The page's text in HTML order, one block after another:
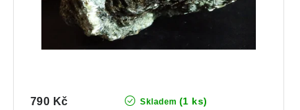
Skladem (1 ks)
790 Kč